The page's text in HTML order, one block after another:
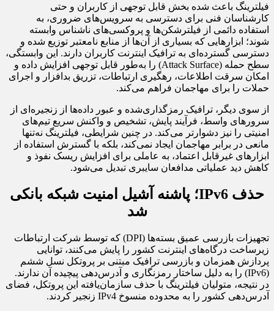
فیلترینگ باعث شده بخش قابل توجهی از کاربران و حتی
کارشناسان فنی برای دسترسی به سرویس‌های ضروری، به
استفاده دائمی از فیلترشکن‌ها و پروکسی‌های ناشناس وابسته
شوند؛ ابزارهایی که بسیاری از آن‌ها از منابع نامعتبر توزیع شده و
دسترسی گسترده‌ای به ترافیک اینترنت کاربران دارند. این وابستگی،
سطح حمله (Attack Surface) را به‌طور قابل توجهی افزایش داده و
امکان سرقت اطلاعات، رهگیری ارتباطات، تزریق بدافزار و اجرای
حملات را برای مهاجمان فراهم می‌کند.
از سوی دیگر، ترافیک رمزگذاری‌شده و عبور داده‌ها از زنجیره‌ای از
سرورهای واسط، فرآیند پایش، تشخیص و واکنش سریع تیم‌های
امنیتی را نیز دشوارتر می‌کند. در چنین شرایطی، فیلترینگ نه‌تنها
مانعی در برابر مهاجمان ایجاد نمی‌کند، بلکه با گسترش استفاده از
ابزارهای غیرقابل اعتماد، به عاملی برای افزایش ریسک نفوذ و
کاهش دید عملیاتی مدافعان سایبری تبدیل می‌شود.
حذف IPv6؛ پاشنه آشیل امنیت شبکه بانکی
شد
تجهیزات بازرسی عمیق بسته‌ها (DPI) که توسط شرکت ارتباطات
زیرساخت درگاه‌های اینترنت کشور را پایش می‌کنند، توانایی
پردازش همزمان و بازرسی ترافیک مبتنی بر پروتکل نسل ششم
(IPv6) را به دلیل ساختار رمزنگاری و آدرس‌دهی پیچیده آن ندارند.
در نتیجه، متولیان فیلترینگ با حذف سازمان‌یافته این پروتکل، فضای
آدرس‌دهی کشور را به محدوده منسوخ IPv4 زنجیر کردند.